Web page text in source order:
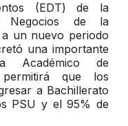
(EDT) de la
Negocios de la
a un nuevo periodo
una importante
Académico de
que los
a Bachillerato
PSU y el 95% de